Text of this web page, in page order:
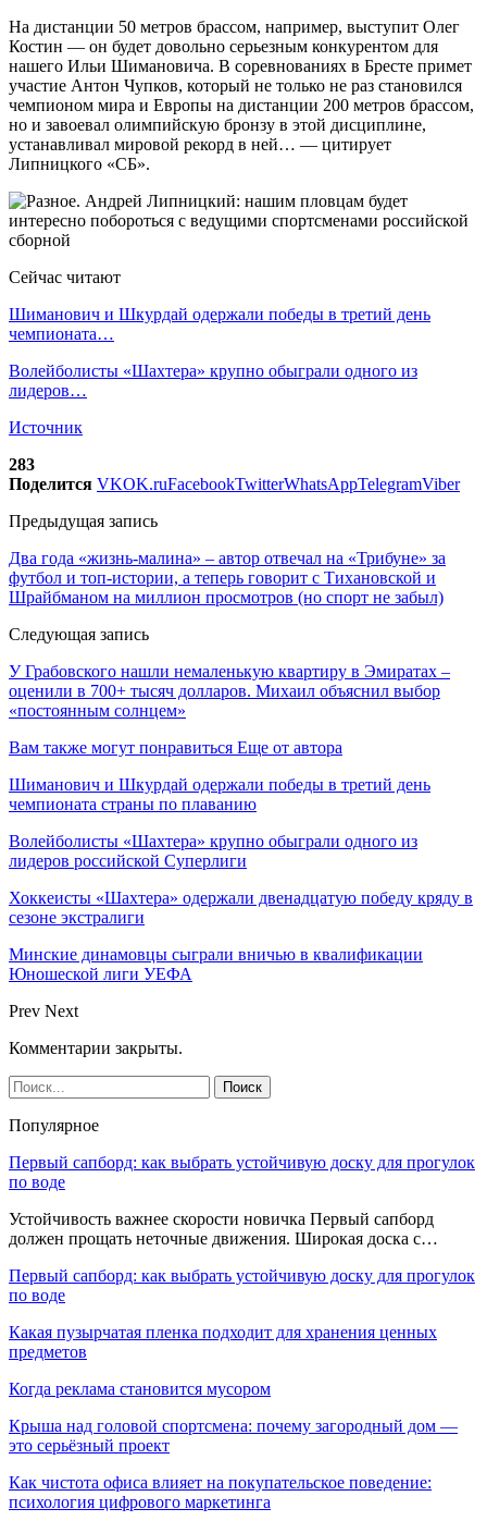
На дистанции 50 метров брассом, например, выступит Олег
Костин — он будет довольно серьезным конкурентом для
нашего Ильи Шимановича. В соревнованиях в Бресте примет
участие Антон Чупков, который не только не раз становился
чемпионом мира и Европы на дистанции 200 метров брассом,
но и завоевал олимпийскую бронзу в этой дисциплине,
устанавливал мировой рекорд в ней… — цитирует
Липницкого «СБ».
Сейчас читают
Шиманович и Шкурдай одержали победы в третий день
чемпионата…
Волейболисты «Шахтера» крупно обыграли одного из
лидеров…
Источник
283
Поделится VKOK.ruFacebookTwitterWhatsAppTelegramViber
Предыдущая запись
Два года «жизнь-малина» – автор отвечал на «Трибуне» за
футбол и топ-истории, а теперь говорит с Тихановской и
Шрайбманом на миллион просмотров (но спорт не забыл)
Следующая запись
У Грабовского нашли немаленькую квартиру в Эмиратах –
оценили в 700+ тысяч долларов. Михаил объяснил выбор
«постоянным солнцем»
Вам также могут понравиться Еще от автора
Шиманович и Шкурдай одержали победы в третий день
чемпионата страны по плаванию
Волейболисты «Шахтера» крупно обыграли одного из
лидеров российской Суперлиги
Хоккеисты «Шахтера» одержали двенадцатую победу кряду в
сезоне экстралиги
Минские динамовцы сыграли вничью в квалификации
Юношеской лиги УЕФА
Prev Next
Комментарии закрыты.
Популярное
Первый сапборд: как выбрать устойчивую доску для прогулок
по воде
Устойчивость важнее скорости новичка Первый сапборд
должен прощать неточные движения. Широкая доска с…
Первый сапборд: как выбрать устойчивую доску для прогулок
по воде
Какая пузырчатая пленка подходит для хранения ценных
предметов
Когда реклама становится мусором
Крыша над головой спортсмена: почему загородный дом —
это серьёзный проект
Как чистота офиса влияет на покупательское поведение:
психология цифрового маркетинга